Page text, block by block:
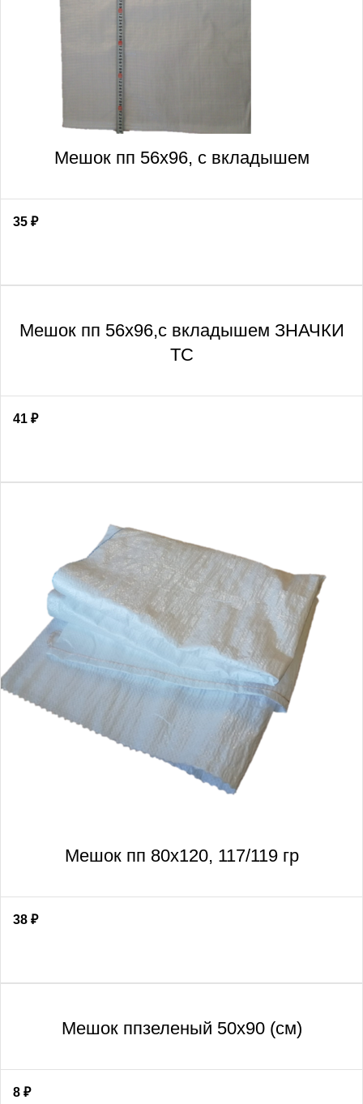
Мешок пп 56х96, с вкладышем
35 ₽
Мешок пп 56х96,с вкладышем ЗНАЧКИ
ТС
41 ₽
Мешок пп 80х120, 117/119 гр
38 ₽
Мешок ппзеленый 50х90 (см)
8 ₽